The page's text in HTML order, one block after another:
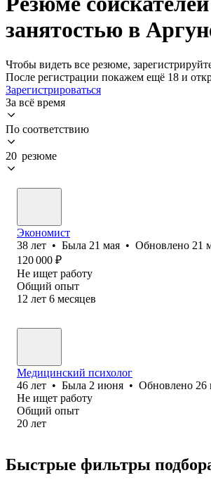
занятостью в
Чтобы видеть все резюме,
После регистрации покажем ещё 18 и
Зарегистрироваться
За всё время
По соответствию
20 резюме
Экономист
38 лет • Была 21 мая • Обновлено 21
120 000 ₽
Не ищет работу
Общий опыт
12 лет 6 месяцев
Медицинский психолог
46 лет • Была 2 июня • Обновлено 26
Не ищет работу
Общий опыт
20 лет
Быстрые фильтры